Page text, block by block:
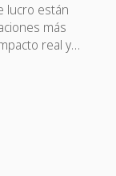
lucro están
más
real y
habilidades, la
más
con las
lucro para